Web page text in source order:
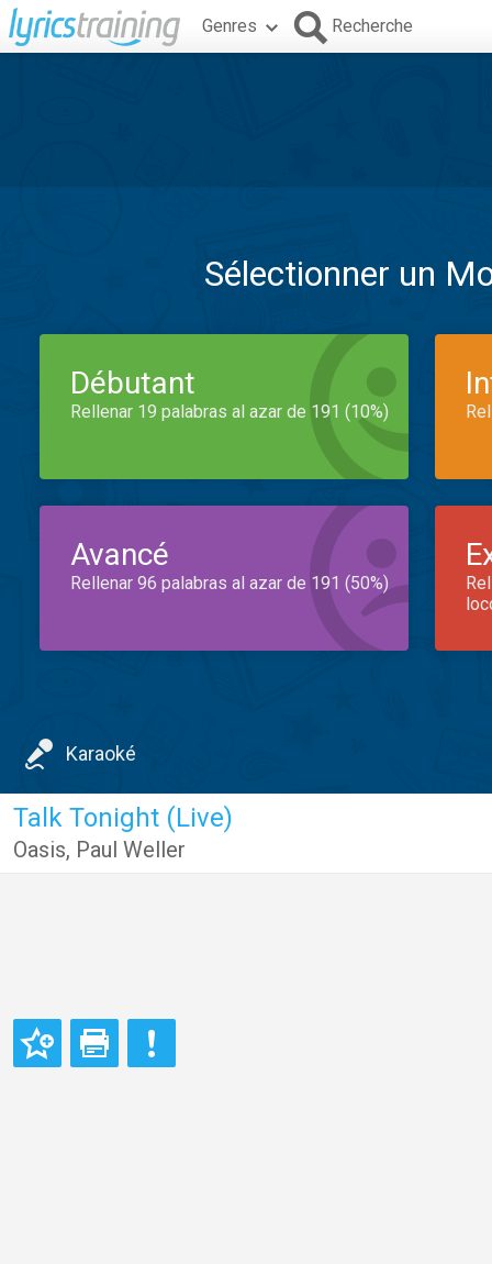
Genres Recherche
Sélectionner un
Débutant
Rellenar 19 palabras al azar de 191 (10%)
Avancé
Rellenar 96 palabras al azar de 191 (50%)
Karaoké
Talk Tonight (Live)
Oasis, Paul Weller